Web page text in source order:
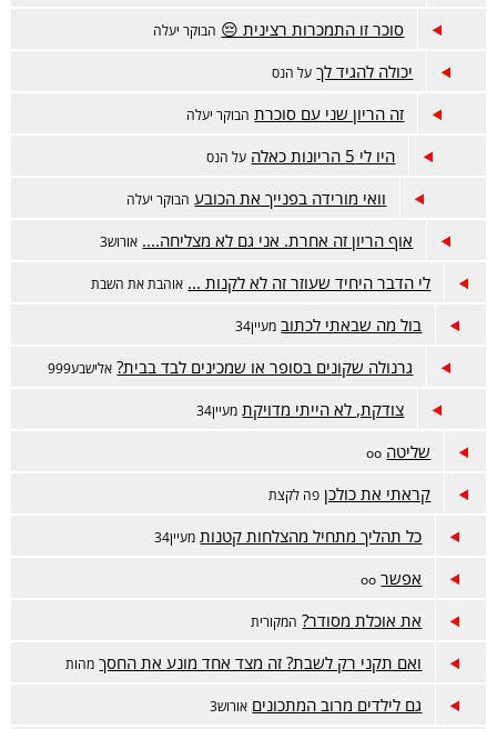
סוכר זו התמכרות רצינית 😔 הבוקר יעלה
יכולה להגיד לך על הנס
זה הריון שני עם סוכרת הבוקר יעלה
היו לי 5 הריונות כאלה על הנס
וואי מורידה בפנייך את הכובע הבוקר יעלה
אוף הריון זה אחרת. אני גם לא מצליחה.... אורוש3
לי הדבר היחיד שעוזר זה לא לקנות ... אוהבת את השבת
בול מה שבאתי לכתוב מעיין34
גרנולה שקונים בסופר או שמכינים לבד בבית? אלישבע999
צודקת, לא הייתי מדויקת מעיין34
שליטה oo
קראתי את כולכן פה לקצת
כל תהליך מתחיל מהצלחות קטנות מעיין34
אפשר oo
את אוכלת מסודר? המקורית
ואם תקני רק לשבת? זה מצד אחד מונע את החסך מהות
גם לילדים מרוב המתכונים אורוש3